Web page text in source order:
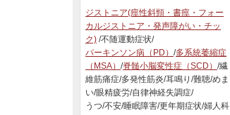
ジストニア(痙性斜頸・書痙・フォー
カルジストニア・発声障がい・チッ
ク) /不随運動症状/
パーキンソン病（PD） /多系統萎縮症
（MSA） /脊髄小脳変性症（SCD） /繊
維筋痛症/多発性筋炎/耳鳴り/難聴/めま
い/眼精疲労/自律神経失調症/
うつ/不安/睡眠障害/更年期症状/婦人科